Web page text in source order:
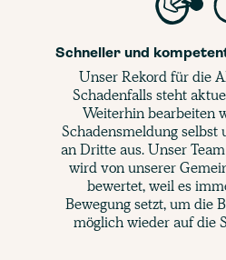
Schneller und
Unser Rekord für die
Schadenfalls steht
Weiterhin bearbeiten
Schadensmeldung selbst
an Dritte aus. Unser
wird von unserer
bewertet, weil es
Bewegung setzt, um die
möglich wieder auf die